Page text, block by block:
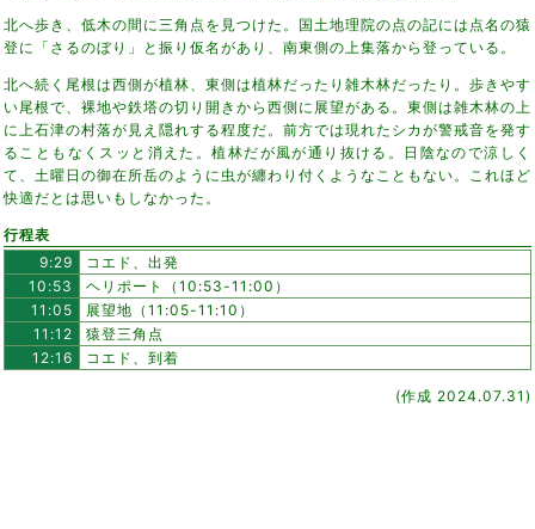
北へ歩き、低木の間に三角点を見つけた。国土地理院の点の記には点名の猿
登に「さるのぼり」と振り仮名があり、南東側の上集落から登っている。
北へ続く尾根は西側が植林、東側は植林だったり雑木林だったり。歩きやす
い尾根で、裸地や鉄塔の切り開きから西側に展望がある。東側は雑木林の上
に上石津の村落が見え隠れする程度だ。前方では現れたシカが警戒音を発す
ることもなくスッと消えた。植林だが風が通り抜ける。日陰なので涼しく
て、土曜日の御在所岳のように虫が纏わり付くようなこともない。これほど
快適だとは思いもしなかった。
行程表
9:29
コエド、出発
10:53
ヘリポート（10:53-11:00）
11:05
展望地（11:05-11:10）
11:12
猿登三角点
12:16
コエド、到着
(作成 2024.07.31)